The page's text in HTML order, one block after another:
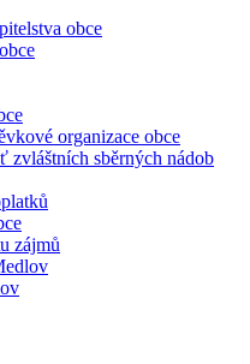
obce
organizace obce
zvláštních sběrných nádob
zájmů